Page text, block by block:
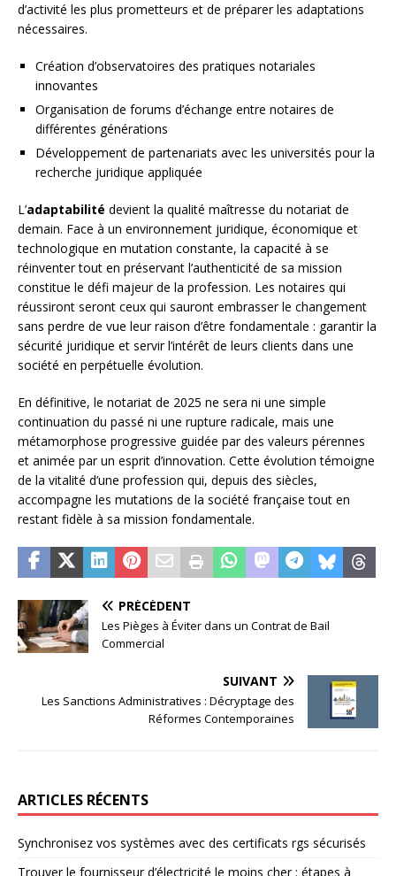
d’activité les plus prometteurs et de préparer les adaptations
nécessaires.
Création d’observatoires des pratiques notariales
innovantes
Organisation de forums d’échange entre notaires de
différentes générations
Développement de partenariats avec les universités pour la
recherche juridique appliquée
L’adaptabilité devient la qualité maîtresse du notariat de
demain. Face à un environnement juridique, économique et
technologique en mutation constante, la capacité à se
réinventer tout en préservant l’authenticité de sa mission
constitue le défi majeur de la profession. Les notaires qui
réussiront seront ceux qui sauront embrasser le changement
sans perdre de vue leur raison d’être fondamentale : garantir la
sécurité juridique et servir l’intérêt de leurs clients dans une
société en perpétuelle évolution.
En définitive, le notariat de 2025 ne sera ni une simple
continuation du passé ni une rupture radicale, mais une
métamorphose progressive guidée par des valeurs pérennes
et animée par un esprit d’innovation. Cette évolution témoigne
de la vitalité d’une profession qui, depuis des siècles,
accompagne les mutations de la société française tout en
restant fidèle à sa mission fondamentale.
PRÉCÉDENT
Les Pièges à Éviter dans un Contrat de Bail
Commercial
SUIVANT
Les Sanctions Administratives : Décryptage des
Réformes Contemporaines
ARTICLES RÉCENTS
Synchronisez vos systèmes avec des certificats rgs sécurisés
Trouver le fournisseur d’électricité le moins cher : étapes à